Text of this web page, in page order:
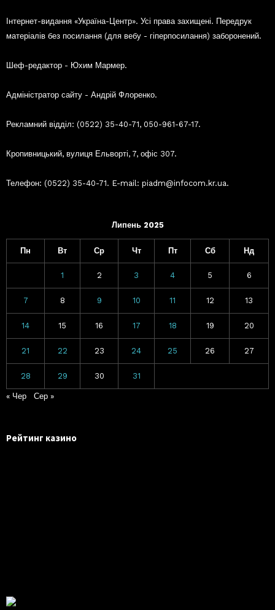
Інтернет-видання «Україна-Центр». Усі права захищені. Передрук
матеріалів без посилання (для вебу - гіперпосилання) заборонений.
Шеф-редактор - Юхим Мармер.
Адміністратор сайту - Андрій Флоренко.
Рекламний відділ: (0522) 35-40-71, 050-961-67-17.
Кропивницький, вулиця Ельворті, 7, офіс 307.
Телефон: (0522) 35-40-71. E-mail: piadm@infocom.kr.ua.
Липень 2025
Пн Вт Ср Чт Пт Сб Нд
1 2 3 4 5 6
7 8 9 10 11 12 13
14 15 16 17 18 19 20
21 22 23 24 25 26 27
28 29 30 31
« Чер Сер »
Рейтинг казино